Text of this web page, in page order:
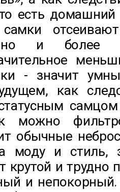
есть
и более
- значит
как
можно
обычные
моду и стиль,
крутой и трудно
и